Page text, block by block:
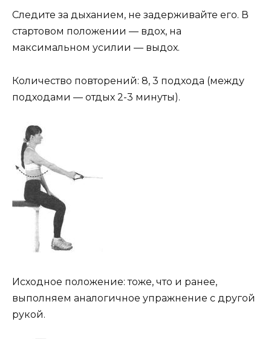
Следите за дыханием, не задерживайте его. В
стартовом положении — вдох, на
максимальном усилии — выдох.
Количество повторений: 8, 3 подхода (между
подходами — отдых 2-3 минуты).
Исходное положение: тоже, что и ранее,
выполняем аналогичное упражнение с другой
рукой.